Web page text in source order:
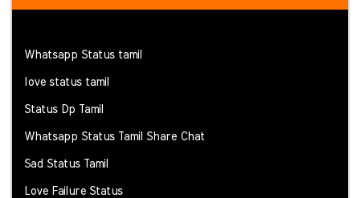
Whatsapp Status tamil
love status tamil
Status Dp Tamil
Whatsapp Status Tamil Share Chat
Sad Status Tamil
Love Failure Status